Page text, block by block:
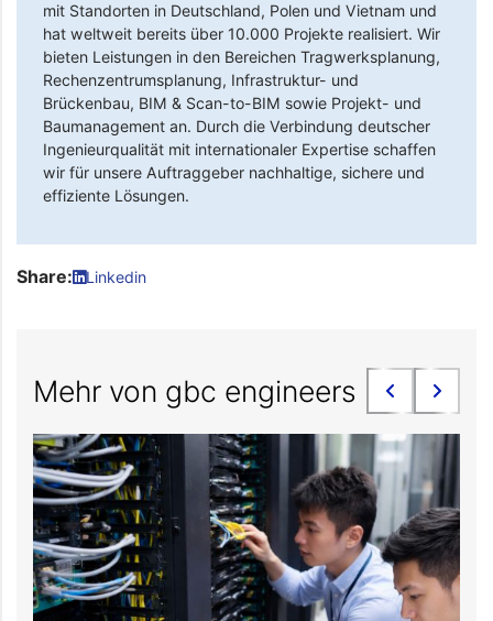
mit Standorten in Deutschland, Polen und Vietnam und
hat weltweit bereits über 10.000 Projekte realisiert. Wir
bieten Leistungen in den Bereichen Tragwerksplanung,
Rechenzentrumsplanung, Infrastruktur- und
Brückenbau, BIM & Scan-to-BIM sowie Projekt- und
Baumanagement an. Durch die Verbindung deutscher
Ingenieurqualität mit internationaler Expertise schaffen
wir für unsere Auftraggeber nachhaltige, sichere und
effiziente Lösungen.
Share: Linkedin
Mehr von gbc engineers